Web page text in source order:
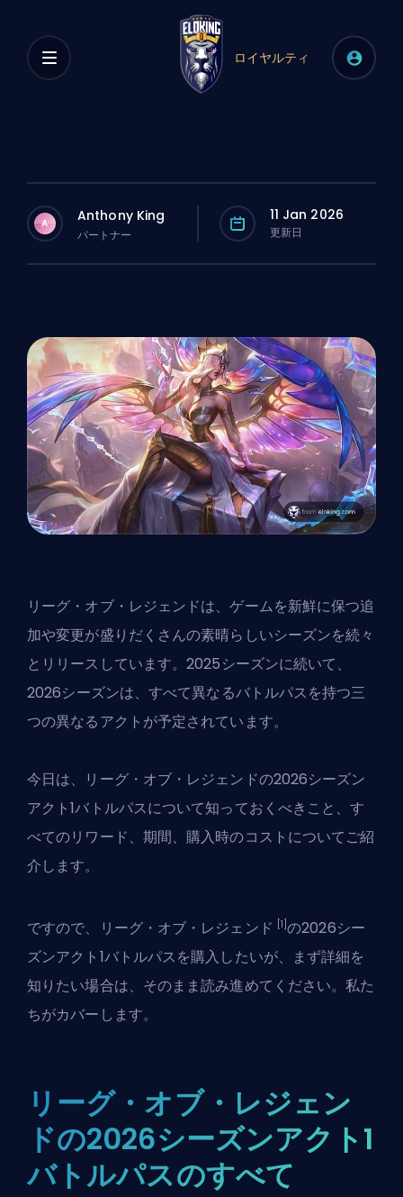
ロイヤルティ
A Anthony King
パートナー
11 Jan 2026
更新日
リーグ・オブ・レジェンドは、ゲームを新鮮に保つ追
加や変更が盛りだくさんの素晴らしいシーズンを続々
とリリースしています。2025シーズンに続いて、
2026シーズンは、すべて異なるバトルパスを持つ三
つの異なるアクトが予定されています。
今日は、リーグ・オブ・レジェンドの2026シーズン
アクト1バトルパスについて知っておくべきこと、す
べてのリワード、期間、購入時のコストについてご紹
介します。
ですので、リーグ・オブ・レジェンド [1] の2026シー
ズンアクト1バトルパスを購入したいが、まず詳細を
知りたい場合は、そのまま読み進めてください。私た
ちがカバーします。
リーグ・オブ・レジェン
ドの2026シーズンアクト1
バトルパスのすべて